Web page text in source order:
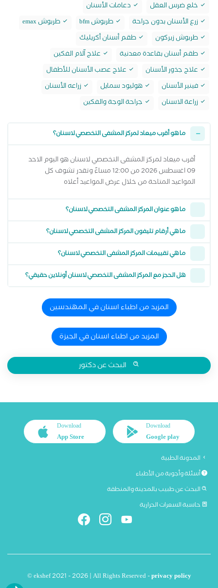
خلع ضرس العقل
دعامات الأسنان
زرع الأسنان بدون جراحة
طربوش bfm
طربوش emax
طربوش زيركون
طقم أسنان أكريليك
طقم أسنان بقاعدة معدنية
علاج آلام الفكين
علاج جذور الأسنان
علاج عصب الأسنان للأطفال
فينير الأسنان
هوليود سمايل
زراعه الأسنان
زراعة الاسنان
جراحة الوجة والفكين
ما هو أقرب ميعاد لمركز المشفى التخصصي لاسنان؟
أقرب ميعاد لمركز المشفى التخصصي لاسنان هو اليوم الاحد
09 اغسطس 2026 من 12:00 مساءً وتقدر تشوف كل
المواعيد المتاحة من خلال عرض المواعيد أعلاه
ما هو عنوان المركز المشفى التخصصي لاسنان؟
ما هي أرقام تليفون المركز المشفى التخصصي لاسنان؟
ما هي تقييمات المركز المشفى التخصصي لاسنان؟
هل الحجز مع المركز المشفى التخصصي لاسنان أونلاين حقيقي؟
المزيد من اطباء اسنان في المهندسين
المزيد من اطباء اسنان في الجيزة
البحث عن دكتور
Download
Google play
Download
App Store
المدونة الطبية
أسئلة وأجوبة من الأطباء
البحث عن طبيب بالمدينة والمنطقة
حاسبة السعرات الحرارية
© ekshef 2021 - 2026 | All Rights Reserved -privacy policy